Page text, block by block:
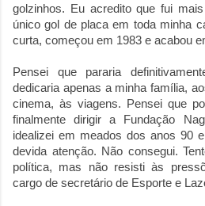
golzinhos. Eu acredito que fui
único gol de placa em toda minha
curta, começou em 1983 e acabou
Pensei que pararia
dedicaria apenas a minha família,
cinema, às viagens. Pensei que
finalmente dirigir a Fundação
idealizei em meados dos anos 90
devida atenção. Não consegui.
política, mas não resisti às
cargo de secretário de Esporte e